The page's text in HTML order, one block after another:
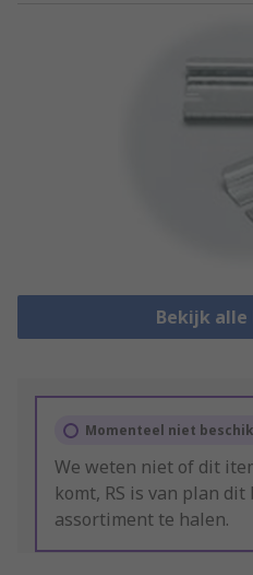
Bekijk alle
Momenteel niet
We weten niet of dit
komt, RS is van plan
assortiment te halen.